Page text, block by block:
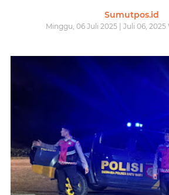
Sumutpos.id
Minggu, 06 Juli 2025 | Juli 06, 2025